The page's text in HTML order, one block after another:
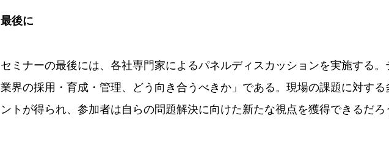
最後に
セミナーの最後には、各社専門家によるパネルディスカッションを実施する
業界の採用・育成・管理、どう向き合うべきか」である。現場の課題に対する
ントが得られ、参加者は自らの問題解決に向けた新たな視点を獲得できるだろ